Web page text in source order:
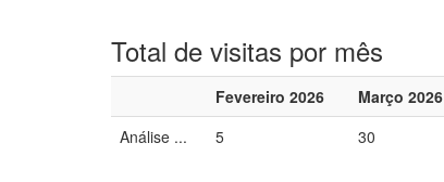
Total de visitas por mês
Fevereiro 2026 Março 2026
Análise ...
5 30